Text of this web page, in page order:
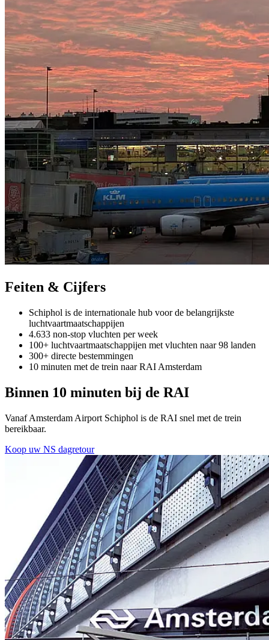
Feiten & Cijfers
Schiphol is de internationale hub voor de belangrijkste
luchtvaartmaatschappijen
4.633 non-stop vluchten per week
100+ luchtvaartmaatschappijen met vluchten naar 98 landen
300+ directe bestemmingen
10 minuten met de trein naar RAI Amsterdam
Binnen 10 minuten bij de RAI
Vanaf Amsterdam Airport Schiphol is de RAI snel met de trein
bereikbaar.
Koop uw NS dagretour